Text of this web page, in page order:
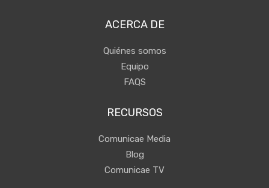
ACERCA DE
Quiénes somos
Equipo
FAQS
RECURSOS
Comunicae Media
Blog
Comunicae TV